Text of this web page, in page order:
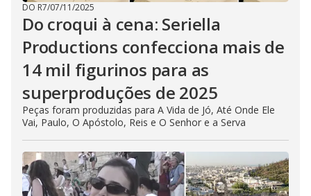
DO R7/07/11/2025
Do croqui à cena: Seriella
Productions confecciona mais de
14 mil figurinos para as
superproduções de 2025
Peças foram produzidas para A Vida de Jó, Até Onde Ele
Vai, Paulo, O Apóstolo, Reis e O Senhor e a Serva